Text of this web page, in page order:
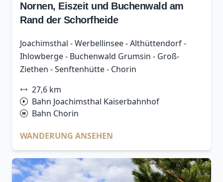
Nornen, Eiszeit und Buchenwald am
Rand der Schorfheide
Joachimsthal - Werbellinsee - Althüttendorf -
Ihlowberge - Buchenwald Grumsin - Groß-
Ziethen - Senftenhütte - Chorin
27,6 km
Bahn Joachimsthal Kaiserbahnhof
Bahn Chorin
WANDERUNG ANSEHEN